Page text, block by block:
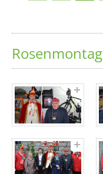
Rosenmontag